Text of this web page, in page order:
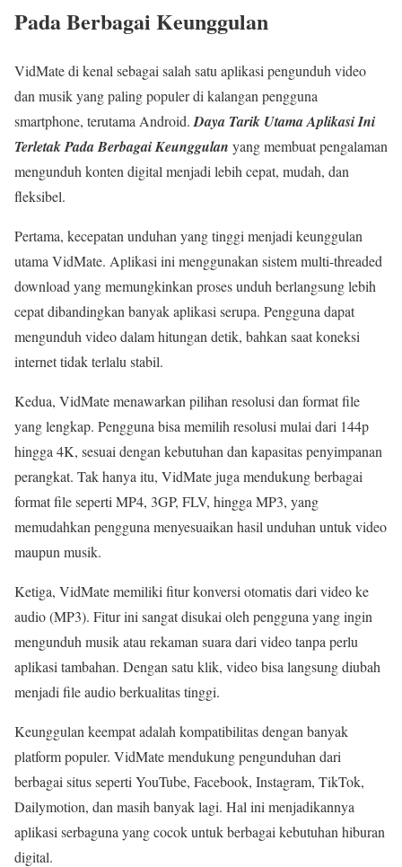
Pada Berbagai Keunggulan
VidMate di kenal sebagai salah satu aplikasi pengunduh video
dan musik yang paling populer di kalangan pengguna
smartphone, terutama Android. Daya Tarik Utama Aplikasi Ini
Terletak Pada Berbagai Keunggulan yang membuat pengalaman
mengunduh konten digital menjadi lebih cepat, mudah, dan
fleksibel.
Pertama, kecepatan unduhan yang tinggi menjadi keunggulan
utama VidMate. Aplikasi ini menggunakan sistem multi-threaded
download yang memungkinkan proses unduh berlangsung lebih
cepat dibandingkan banyak aplikasi serupa. Pengguna dapat
mengunduh video dalam hitungan detik, bahkan saat koneksi
internet tidak terlalu stabil.
Kedua, VidMate menawarkan pilihan resolusi dan format file
yang lengkap. Pengguna bisa memilih resolusi mulai dari 144p
hingga 4K, sesuai dengan kebutuhan dan kapasitas penyimpanan
perangkat. Tak hanya itu, VidMate juga mendukung berbagai
format file seperti MP4, 3GP, FLV, hingga MP3, yang
memudahkan pengguna menyesuaikan hasil unduhan untuk video
maupun musik.
Ketiga, VidMate memiliki fitur konversi otomatis dari video ke
audio (MP3). Fitur ini sangat disukai oleh pengguna yang ingin
mengunduh musik atau rekaman suara dari video tanpa perlu
aplikasi tambahan. Dengan satu klik, video bisa langsung diubah
menjadi file audio berkualitas tinggi.
Keunggulan keempat adalah kompatibilitas dengan banyak
platform populer. VidMate mendukung pengunduhan dari
berbagai situs seperti YouTube, Facebook, Instagram, TikTok,
Dailymotion, dan masih banyak lagi. Hal ini menjadikannya
aplikasi serbaguna yang cocok untuk berbagai kebutuhan hiburan
digital.